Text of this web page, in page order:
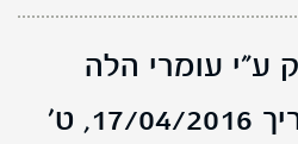
ע"י עומרי הלה
2016,
ט'